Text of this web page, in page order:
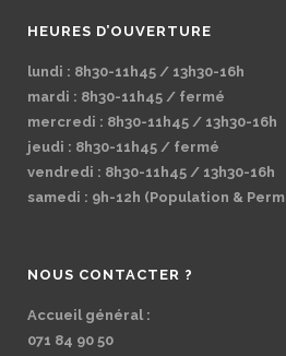
HEURES D’OUVERTURE
lundi : 8h30-11h45 / 13h30-16h
mardi : 8h30-11h45 / fermé
mercredi : 8h30-11h45 / 13h30-16h
jeudi : 8h30-11h45 / fermé
vendredi : 8h30-11h45 / 13h30-16h
samedi : 9h-12h (Population &
NOUS CONTACTER ?
Accueil général :
071 84 90 50